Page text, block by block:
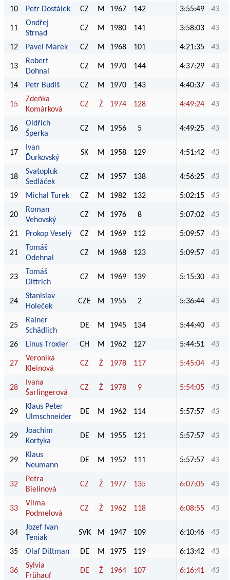
10 Petr Dostálek CZ M 1967 142 3:55:49 43
11
Ondřej
Strnad
CZ M 1980 141 3:58:03 43
12 Pavel Marek CZ M 1968 101 4:21:35 43
13
Robert
Dohnal
CZ M 1970 144 4:37:29 43
14 Petr Budiš CZ M 1970 143 4:40:37 43
15
Zdeňka
Komárková
CZ Ž 1974 128 4:49:24 43
16
Oldřich
Šperka
CZ M 1956 5 4:49:25 43
17
Ivan
Ďurkovský
SK M 1958 129 4:51:42 43
18
Svatopluk
Sedláček
CZ M 1957 138 4:56:25 43
19 Michal Turek CZ M 1982 132 5:02:15 43
20
Roman
Vehovský
CZ M 1976 8 5:07:02 43
21 Prokop Veselý CZ M 1969 112 5:09:57 43
21
Tomáš
Odehnal
CZ M 1968 123 5:09:57 43
23
Tomáš
Dittrich
CZ M 1969 139 5:15:30 43
24
Stanislav
Holeček
CZE M 1955 2 5:36:44 43
25
Rainer
Schädlich
DE M 1945 134 5:44:40 43
26 Linus Troxler CH M 1962 127 5:44:51 43
27
Veronika
Kleinová
CZ Ž 1978 117 5:45:04 43
28
Ivana
Šarlingerová
CZ Ž 1978 9 5:54:05 43
29
Klaus Peter
Ulmschneider
DE M 1962 114 5:57:57 43
29
Joachim
Kortyka
DE M 1955 121 5:57:57 43
29
Klaus
Neumann
DE M 1952 111 5:57:57 43
32
Petra
Bielinová
CZ Ž 1977 135 6:07:05 43
33
Vilma
Podmelová
CZ Ž 1962 118 6:08:55 43
34
Jozef Ivan
Teniak
SVK M 1947 109 6:10:46 43
35 Olaf Dittman DE M 1975 119 6:13:42 43
36
Sylvia
Frühauf
DE Ž 1964 107 6:16:41 43